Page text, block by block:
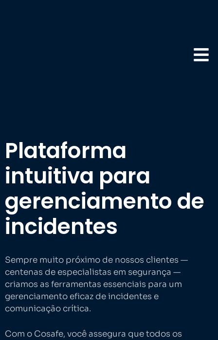
Plataforma
intuitiva para
gerenciamento de
incidentes
Sempre muito próximo de nossos clientes —
centenas de especialistas em segurança —
criamos as ferramentas essenciais para um
gerenciamento eficaz de incidentes e
comunicação crítica.
Com o Cosafe, você assegura que todos os